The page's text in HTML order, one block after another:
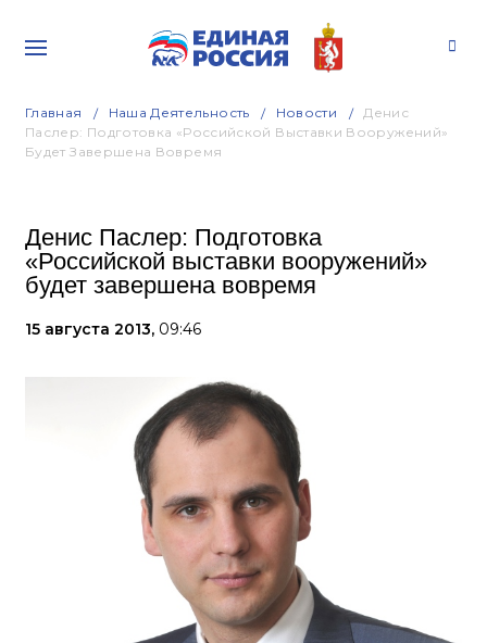
Главная Наша Деятельность Новости
Денис
Паслер: Подготовка «Российской Выставки Вооружений»
Будет Завершена Вовремя
Денис Паслер: Подготовка
«Российской выставки вооружений»
будет завершена вовремя
15 августа 2013, 09:46